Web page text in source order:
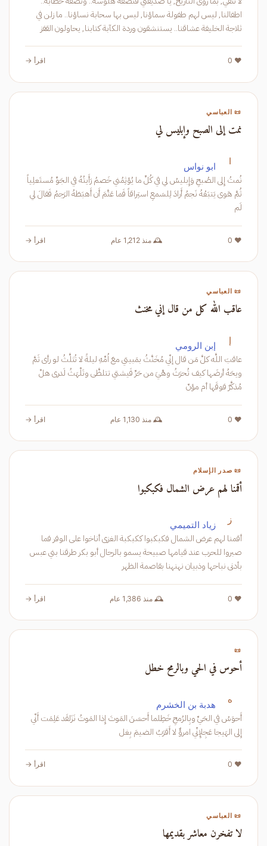
اطفالنا, ليس لهم طفولة سماؤنا, ليس بها سحابة نساؤنا.. ما زلن في
ثلاجة الخليفة عشاقنا.. يستنشقون وردة الكآبة كتابنا, يحاولون القفز
❤️ 0 اقرأ →
📜 العباسي
نمت إلى الصبح وإبليس لي
ا ابو نواس
نُمتُ إِلى الصُبحِ وَإِبليسُ لي في كُلِّ ما يُؤثِمُني خَصمُ رَأَيتُهُ في الجَوِّ مُستَعلِياً
ثُمَّ هَوى يَتبَعُهُ نَجمُ أَرادَ لِلسَمعِ استِراقاً فَما عَتَّمَ أَن أَهبَطَهُ الرَجمُ فَقالَ لي
لَم
❤️ 0 🕰️ منذ 1,212 عام اقرأ →
📜 العباسي
عاقب الله كل من قال إني مخنث
إ إبن الرومي
عاقبَ اللَّه كلَّ مَن قال إنّي مُخَنَّثُ بمَبيتي معَ اُمِّهِ ليلةً لا تُثلَّثُ لو رأى ثَمَّ
ويحَهُ أرضَها كيف تُحرَثُ وهْيَ من حَرِّ فَيشتي تتلظَّى وتَلْهَثُ لَدرى هلْ
مُذكَّرٌ فوقَها أم مؤنّ
❤️ 0 🕰️ منذ 1,130 عام اقرأ →
📜 صدر الإسلام
أقمنا لهم عرض الشمال فكبكبوا
ز زياد التميمي
أقمنا لهم عرض الشمال فكبكبوا ككبكبة الغزى أناخوا على الوفر فما
صبروا للحرب عند قيامها صبيحة يسمو بالرجال أبو بكر طرقنا بني عبس
بأدنى نباحها وذبيان نهنهنا بقاصمة الظهر
❤️ 0 🕰️ منذ 1,386 عام اقرأ →
📜
أحوس في الحي وبالرمح خطل
ه هدبة بن الخشرم
أَحوَسُ في الحَيِّ وبِالرُمحِ خَطِلما أَحسَنَ المَوتَ إِذا المَوتُ نَزَلقَد عَلِمَت أَنّي
إِلى الهَيجا عَجِلإِنّي امرؤٌ لا أَقرَبُ الضيمَ بِغل
❤️ 0 اقرأ →
📜 العباسي
لا تفخرن معاشر بقديمها